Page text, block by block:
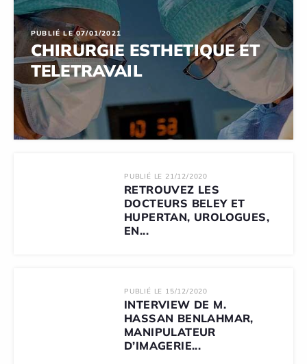
PUBLIÉ LE 07/01/2021
CHIRURGIE ESTHETIQUE ET
TELETRAVAIL
PUBLIÉ LE 21/12/2020
RETROUVEZ LES
DOCTEURS BELEY ET
HUPERTAN, UROLOGUES,
EN...
PUBLIÉ LE 15/12/2020
INTERVIEW DE M.
HASSAN BENLAHMAR,
MANIPULATEUR
D’IMAGERIE...